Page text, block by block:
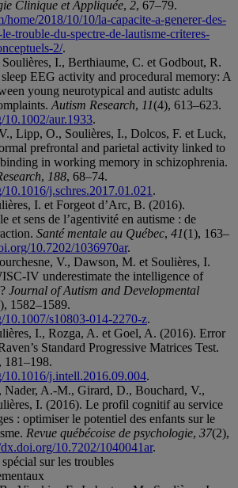
Clinique et Appliquée, 2, 67–79.
home/2018/10/10/la-capacite-a-generer-des-
trouble-du-spectre-de-lautisme-criteres-
2/.
I., Berthiaume, C. et Godbout, R.
EEG activity and procedural memory: A
young neurotypical and autistc adults
Autism Research, 11(4), 613–623.
aur.1933.
Lipp, O., Soulières, I., Dolcos, F. et Luck,
prefrontal and parietal activity linked to
in working memory in schizophrenia.
, 188, 68–74.
j.schres.2017.01.021 .
I. et Forgeot d’Arc, B. (2016).
et sens de l’agentivité en autisme : de
Santé mentale au Québec, 41(1), 163–
10.7202/1036970ar.
V., Dawson, M. et Soulières, I.
IV underestimate the intelligence of
Journal of Autism and Developmental
1582–1589.
s10803-014-2270-z.
I., Rozga, A. et Goel, A. (2016). Error
Standard Progressive Matrices Test.
, 181–198.
10.1016/j.intell.2016.09.004.
Nader, A.-M., Girard, D., Bouchard, V.,
I. (2016). Le profil cognitif au service
: optimiser le potentiel des enfants sur le
Revue québécoise de psychologie, 37(2),
10.7202/1040041ar.
sur les troubles